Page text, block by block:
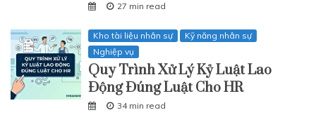
27 min read
Kho tài liệu nhân sự
Kỹ năng nhân sự
Nghiệp vụ
Quy Trình Xử Lý Kỷ Luật Lao
Động Đúng Luật Cho HR
34 min read